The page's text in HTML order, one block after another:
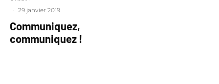
· 29 janvier 2019
Communiquez,
communiquez !